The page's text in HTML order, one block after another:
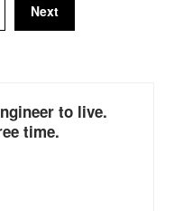
Next
to live.
time.